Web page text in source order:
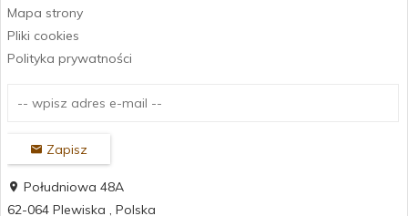
Mapa strony
Pliki cookies
Polityka prywatności
Zapisz
Południowa 48A
62-064 Plewiska , Polska